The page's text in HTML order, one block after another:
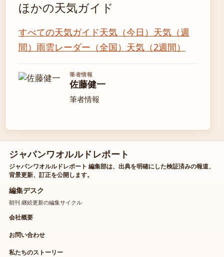
ほかの天気ガイド
すべての天気ガイド天気（今日） 天気（週
間） 雨雲レーダー（全国） 天気（2週間）
筆者情報
佐藤健一
筆者情報
ジャパンワオルルドレポート
ジャパンワオルルドレポート 編集部は、出典を明確にした検証済みの報道、
背景更新、訂正を公開します。
編集デスク
朝刊 継続更新の編集サイクル
会社概要
お問い合わせ
私たちのストーリー